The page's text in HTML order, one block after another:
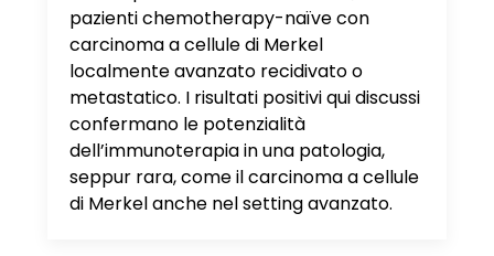
pazienti chemotherapy-naïve con
carcinoma a cellule di Merkel
localmente avanzato recidivato o
metastatico. I risultati positivi qui discussi
confermano le potenzialità
dell’immunoterapia in una patologia,
seppur rara, come il carcinoma a cellule
di Merkel anche nel setting avanzato.